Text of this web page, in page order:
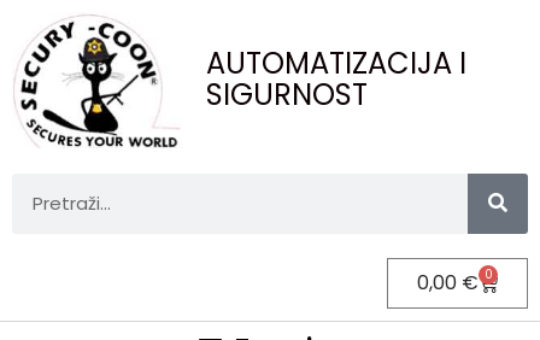
AUTOMATIZACIJA I
SIGURNOST
0,00 € 0